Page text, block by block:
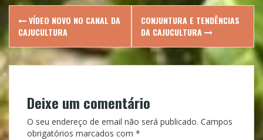
Post
navigation
VÍDEO NOVO NO CANAL DA
CAJUCULTURA
CONJUNTURA E TENDÊNCIAS
DA CAJUCULTURA
Deixe um comentário
O seu endereço de email não será publicado. Campos
obrigatórios marcados com *